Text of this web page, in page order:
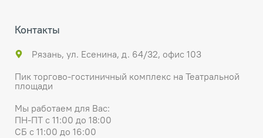
Контакты
Рязань, ул. Есенина, д. 64/32, офис 103
Пик торгово-гостиничный комплекс на Театральной
площади
Мы работаем для Вас:
ПН-ПТ с 11:00 до 18:00
СБ с 11:00 до 16:00